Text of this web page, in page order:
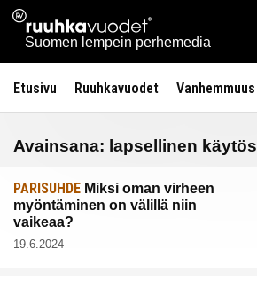
Siirry
sisältöön
Ruuhkavuodet.fi
Suomen lempein perhemedia
Etusivu Ruuhkavuodet Vanhemmuus
Avainsana: lapsellinen käytös
PARISUHDE Miksi oman virheen
myöntäminen on välillä niin
vaikeaa?
19.6.2024